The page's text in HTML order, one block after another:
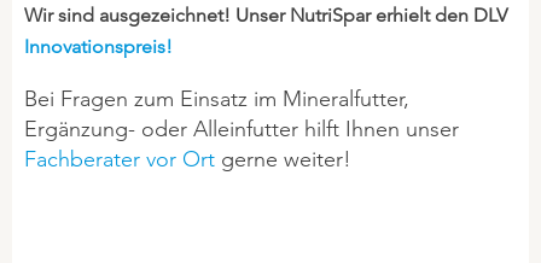
Wir sind ausgezeichnet! Unser NutriSpar erhielt den DLV
Innovationspreis!
Bei Fragen zum Einsatz im Mineralfutter,
Ergänzung- oder Alleinfutter hilft Ihnen unser
Fachberater vor Ort gerne weiter!